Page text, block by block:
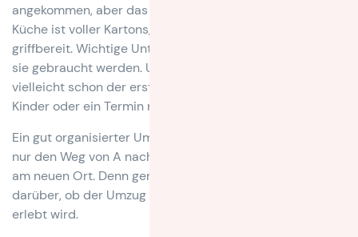
angekommen, aber das Bett muss aufgebaut werden. Die
Küche ist voller Kartons, aber das Geschirr ist noch nicht
griffbereit. Wichtige Unterlagen fehlen genau dann, wenn
sie gebraucht werden. Und währenddessen wartet
vielleicht schon der erste Arbeitstag, die Schule der
Kinder oder ein Termin mit dem Vermieter.
Ein gut organisierter Umzug berücksichtigt deshalb nicht
nur den Weg von A nach B, sondern auch die ersten Tage
am neuen Ort. Denn genau diese Phase entscheidet oft
darüber, ob der Umzug als stressig oder als gut begleitet
erlebt wird.